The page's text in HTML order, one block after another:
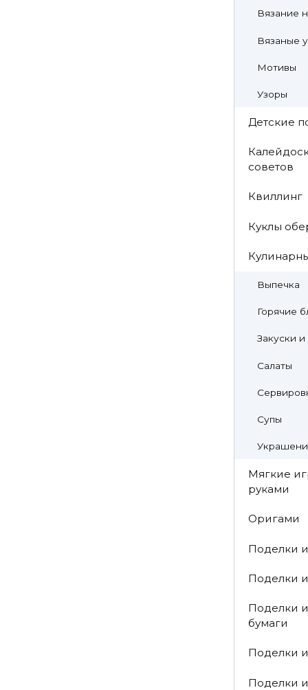
Вязание
Вязаные
Мотивы
Узоры
Детские
советов
Квиллинг
Куклы
Выпечка
Горячие
Закуски
Салаты
Супы
Мягкие
руками
Оригами
Поделки
Поделки
Поделки
бумаги
Поделки
Поделки